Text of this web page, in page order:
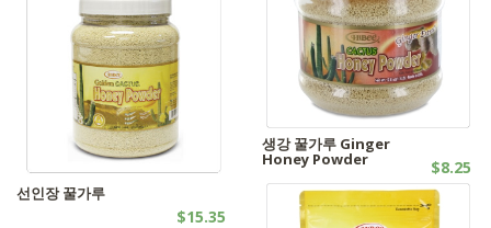
생강 꿀가루 Ginger
Honey Powder $8.25
꿀가루
선인장 꿀가루
$15.35